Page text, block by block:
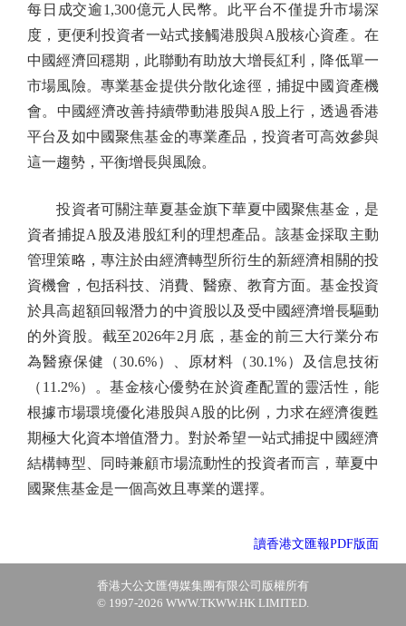
每日成交逾1,300億元人民幣。此平台不僅提升市場深
度，更便利投資者一站式接觸港股與A股核心資產。在
中國經濟回穩期，此聯動有助放大增長紅利，降低單一
市場風險。專業基金提供分散化途徑，捕捉中國資產機
會。中國經濟改善持續帶動港股與A股上行，透過香港
平台及如中國聚焦基金的專業產品，投資者可高效參與
這一趨勢，平衡增長與風險。
投資者可關注華夏基金旗下華夏中國聚焦基金，是
資者捕捉A股及港股紅利的理想產品。該基金採取主動
管理策略，專注於由經濟轉型所衍生的新經濟相關的投
資機會，包括科技、消費、醫療、教育方面。基金投資
於具高超額回報潛力的中資股以及受中國經濟增長驅動
的外資股。截至2026年2月底，基金的前三大行業分布
為醫療保健（30.6%）、原材料（30.1%）及信息技術
（11.2%）。基金核心優勢在於資產配置的靈活性，能
根據市場環境優化港股與A股的比例，力求在經濟復甦
期極大化資本增值潛力。對於希望一站式捕捉中國經濟
結構轉型、同時兼顧市場流動性的投資者而言，華夏中
國聚焦基金是一個高效且專業的選擇。
讀香港文匯報PDF版面
香港大公文匯傳媒集團有限公司版權所有
© 1997-2026 WWW.TKWW.HK LIMITED.